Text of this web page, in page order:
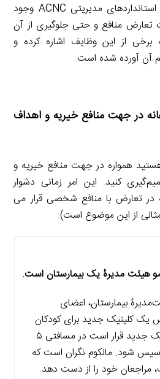
وظایفی بر اساس مجموعه استانداردهای مدیریتی ACNC وجود
منافع و حتی جلوگیری از آن
از این وظایف اشاره کرده و
آن آورده شده است.
در جهت منافع خیریه و اهداف
همواره در جهت منافع خیریه و
کنید. این امر زمانی دشوار
تعارض با منافع شخصی قرار می
از این موضوع است).
هیئت مدیرۀ یک بیمارستان است.
بیمارستان، اعضای
یک کلینیک جدید برای کودکان
گفت‌وگو می‌کنند. این کلینیک جدید قرار است در مسافتی ۵
شود. مالکوم نگران است که
مراجعان خود را از دست دهد.